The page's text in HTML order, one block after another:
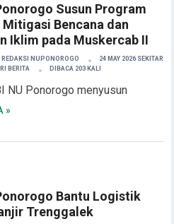
Susun Program
Bencana dan
Iklim pada Muskercab II
REDAKSI NUPONOROGO
24 MAY 2026 SEKITAR
BERITA DIBACA 203 KALI
NU Ponorogo menyusun
»
Bantu Logistik
Trenggalek